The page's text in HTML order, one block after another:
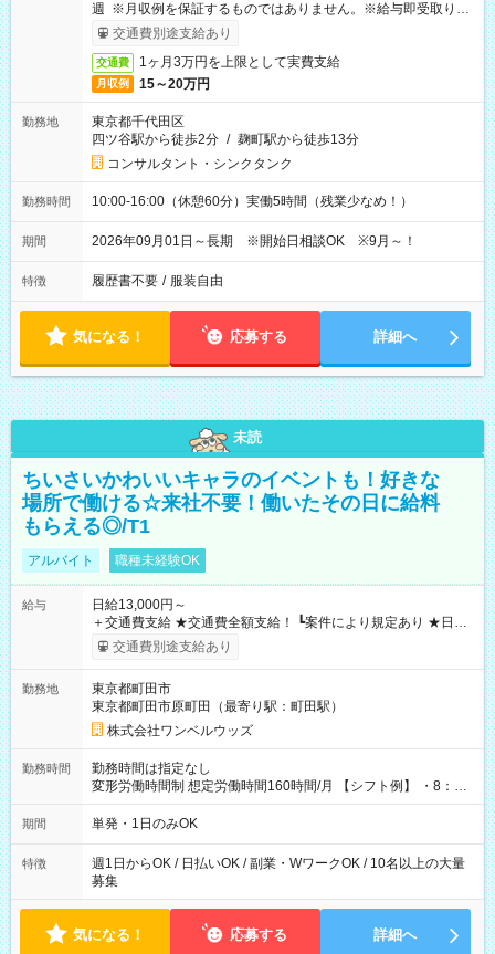
週 ※月収例を保証するものではありません。※給与即受取りサ
ービス利用可（利用条件有）
交通費別途支給あり
交通費 1ヶ月3万円を上限として実費支給
月収例 15～20万円
勤務地
東京都千代田区
四ツ谷駅から徒歩2分 / 麹町駅から徒歩13分
コンサルタント・シンクタンク
勤務時間 10:00-16:00（休憩60分）実働5時間（残業少なめ！）
期間 2026年09月01日～長期 ※開始日相談OK ※9月～！
特徴 履歴書不要 / 服装自由
気になる！ 応募する 詳細へ
未読
ちいさいかわいいキャラのイベントも！好きな
場所で働ける☆来社不要！働いたその日に給料
もらえる◎/T1
アルバイト 職種未経験OK
給与
日給13,000円～
＋交通費支給 ★交通費全額支給！ ┗案件により規定あり ★日払
いOK！（規定あり） ┗働いたその日に現金GET♪ お仕事後はコ
ンビニATMから 日払い分を引き落とせます！ 【試用期間】試
交通費別途支給あり
勤務地
東京都町田市
東京都町田市原町田（最寄り駅：町田駅）
株式会社ワンベルウッズ
勤務時間
勤務時間は指定なし
変形労働時間制 想定労働時間160時間/月 【シフト例】 ・8：00
～21：00
期間 単発・1日のみOK
特徴
週1日からOK / 日払いOK / 副業・WワークOK / 10名以上の大量
募集
気になる！ 応募する 詳細へ